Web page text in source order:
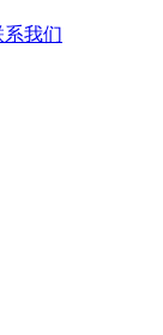
系我们